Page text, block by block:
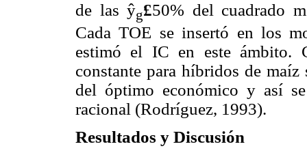
de lasŷg£50% del cuadrado
Cada TOE se insertó en los
estimó el IC en este ámbito.
constante para híbridos de maíz
del óptimo económico y así
racional (Rodríguez, 1993).
Resultados y Discusión